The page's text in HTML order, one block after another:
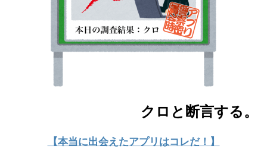
クロと断言する。
【本当に出会えたアプリはコレだ！】